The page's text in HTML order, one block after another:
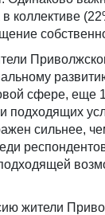
коллективе
сфере, еще
подходящих
сильнее,
жители